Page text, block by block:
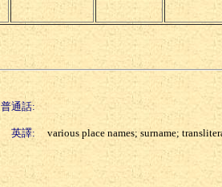
普通話:
英譯: various place names; surname;